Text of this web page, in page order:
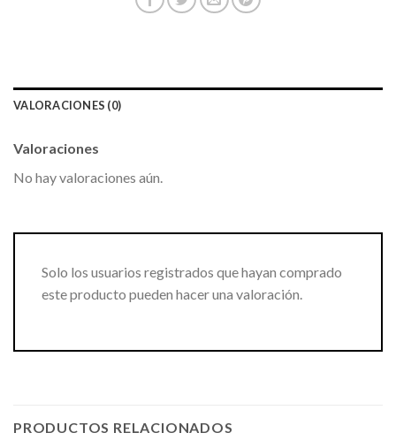
VALORACIONES (0)
Valoraciones
No hay valoraciones aún.
Solo los usuarios registrados que hayan comprado
este producto pueden hacer una valoración.
PRODUCTOS RELACIONADOS